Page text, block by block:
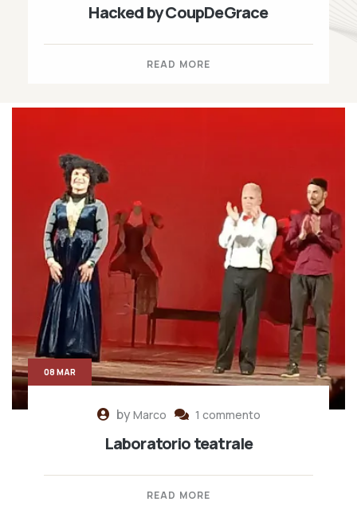
Hacked by CoupDeGrace
READ MORE
byMarco 1 commento
Laboratorio teatrale
READ MORE
08 MAR